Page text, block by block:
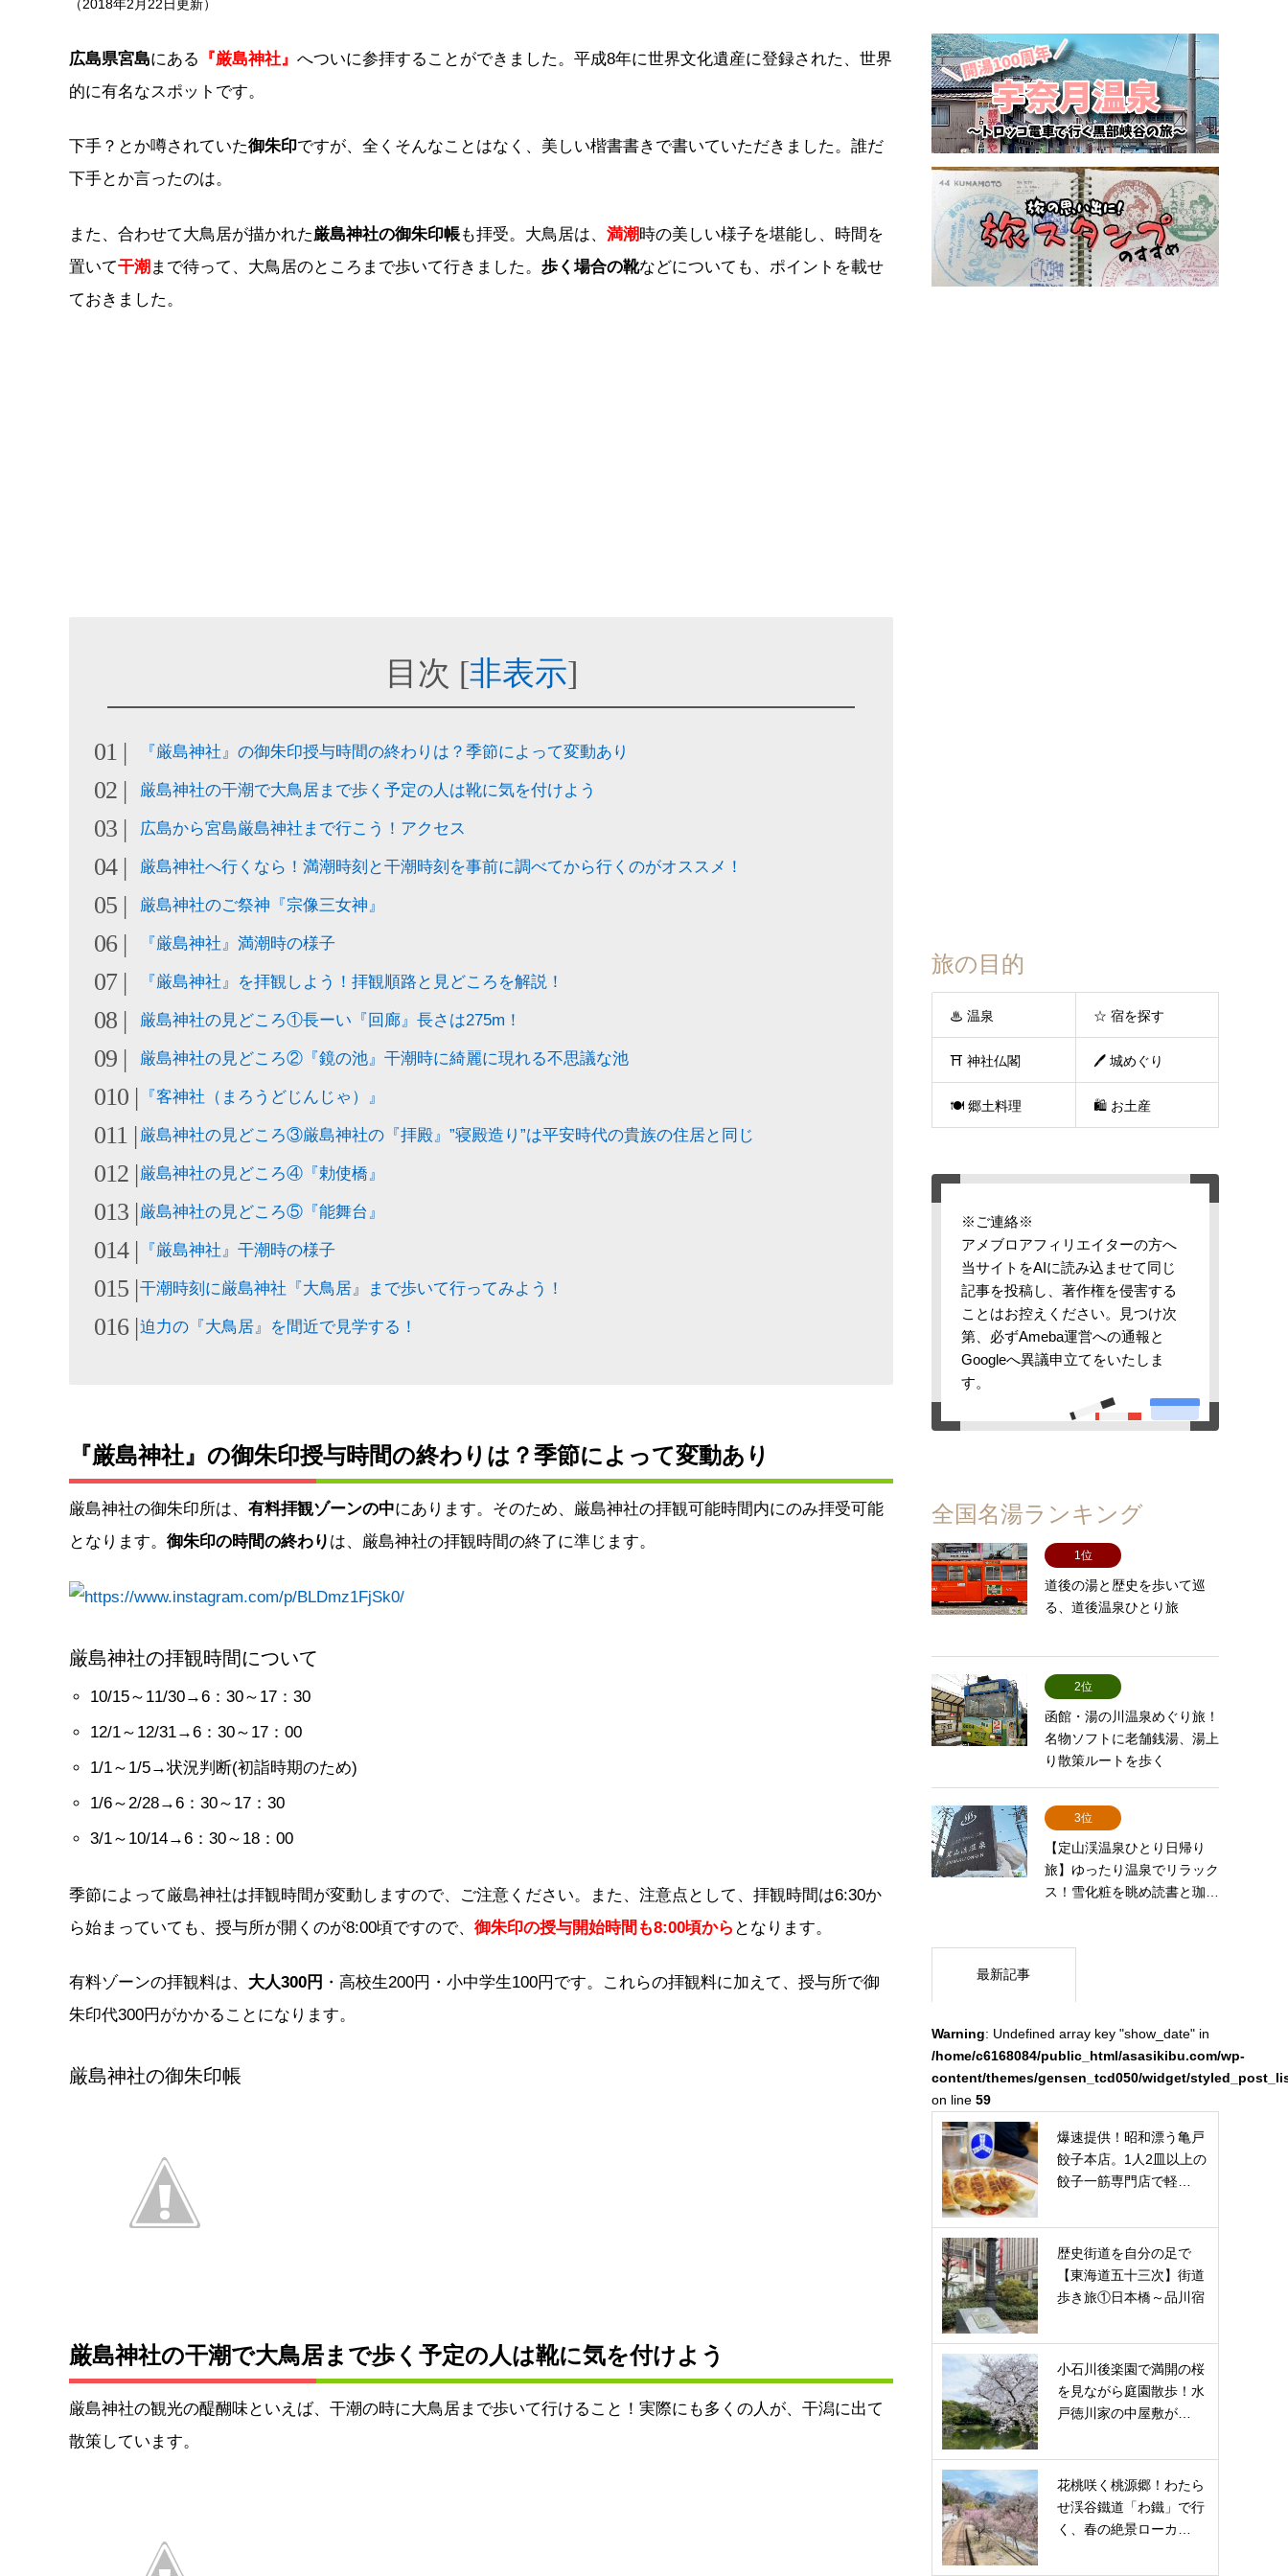
（2018年2月22日更新）
広島県宮島にある 『厳島神社』 へついに参拝することができました。平成8年に世界文化遺産に登録された、世界
的に有名なスポットです。
下手？とか噂されていた御朱印ですが、全くそんなことはなく、美しい楷書書きで書いていただきました。誰だ
下手とか言ったのは。
また、合わせて大鳥居が描かれた厳島神社の御朱印帳も拝受。大鳥居は、 満潮時の美しい様子を堪能し、時間を
置いて干潮 まで待って、大鳥居のところまで歩いて行きました。 歩く場合の靴などについても、ポイントを載せ
ておきました。
目次 [非表示]
『厳島神社』の御朱印授与時間の終わりは？季節によって変動あり
厳島神社の干潮で大鳥居まで歩く予定の人は靴に気を付けよう
広島から宮島厳島神社まで行こう！アクセス
厳島神社へ行くなら！満潮時刻と干潮時刻を事前に調べてから行くのがオススメ！
厳島神社のご祭神『宗像三女神』
『厳島神社』満潮時の様子
『厳島神社』を拝観しよう！拝観順路と見どころを解説！
厳島神社の見どころ①長ーい『回廊』長さは275m！
厳島神社の見どころ②『鏡の池』干潮時に綺麗に現れる不思議な池
『客神社（まろうどじんじゃ）』
厳島神社の見どころ③厳島神社の『拝殿』”寝殿造り”は平安時代の貴族の住居と同じ
厳島神社の見どころ④『勅使橋』
厳島神社の見どころ⑤『能舞台』
『厳島神社』干潮時の様子
干潮時刻に厳島神社『大鳥居』まで歩いて行ってみよう！
迫力の『大鳥居』を間近で見学する！
『厳島神社』の御朱印授与時間の終わりは？季節によって変動あり
厳島神社の御朱印所は、 有料拝観ゾーンの中にあります。そのため、厳島神社の拝観可能時間内にのみ拝受可能
となります。 御朱印の時間の終わり は、厳島神社の拝観時間の終了に準じます。
厳島神社の拝観時間について
10/15～11/30→6：30～17：30
12/1～12/31→6：30～17：00
1/1～1/5→状況判断(初詣時期のため)
1/6～2/28→6：30～17：30
3/1～10/14→6：30～18：00
季節によって厳島神社は拝観時間が変動しますので、ご注意ください。また、注意点として、拝観時間は6:30か
ら始まっていても、授与所が開くのが8:00頃ですので、 御朱印の授与開始時間も8:00頃から となります。
有料ゾーンの拝観料は、 大人300円 ・高校生200円・小中学生100円です。これらの拝観料に加えて、授与所で御
朱印代300円がかかることになります。
厳島神社の御朱印帳
厳島神社の干潮で大鳥居まで歩く予定の人は靴に気を付けよう
厳島神社の観光の醍醐味といえば、干潮の時に大鳥居まで歩いて行けること！実際にも多くの人が、干潟に出て
散策しています。
旅の目的
♨ 温泉 ☆ 宿を探す
⛩ 神社仏閣 🖊 城めぐり
🍽 郷土料理 🛍 お土産
※ご連絡※
アメブロアフィリエイターの方へ
当サイトをAIに読み込ませて同じ
記事を投稿し、著作権を侵害する
ことはお控えください。見つけ次
第、必ずAmeba運営への通報と
Googleへ異議申立てをいたしま
す。
全国名湯ランキング
1位
道後の湯と歴史を歩いて巡
る、道後温泉ひとり旅
2位
函館・湯の川温泉めぐり旅！
名物ソフトに老舗銭湯、湯上
り散策ルートを歩く
3位
【定山渓温泉ひとり日帰り
旅】ゆったり温泉でリラック
ス！雪化粧を眺め読書と珈…
最新記事
Warning: Undefined array key "show_date" in
/home/c6168084/public_html/asasikibu.com/wp-
content/themes/gensen_tcd050/widget/
on line 59
爆速提供！昭和漂う亀戸
餃子本店。1人2皿以上の
餃子一筋専門店で軽…
歴史街道を自分の足で
【東海道五十三次】街道
歩き旅①日本橋～品川宿
小石川後楽園で満開の桜
を見ながら庭園散歩！水
戸徳川家の中屋敷が…
花桃咲く桃源郷！わたら
せ渓谷鐵道「わ鐵」で行
く、春の絶景ローカ…